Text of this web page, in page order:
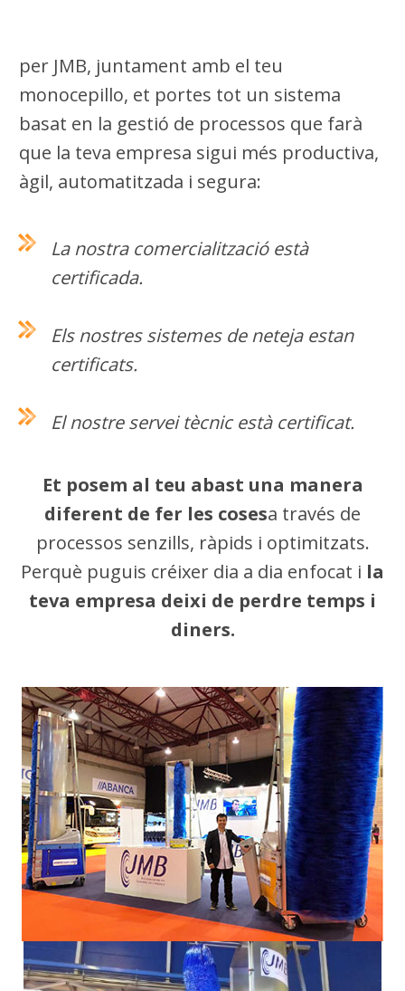
per JMB, juntament amb el teu
monocepillo, et portes tot un sistema
basat en la gestió de processos que farà
que la teva empresa sigui més productiva,
àgil, automatitzada i segura:
La nostra comercialització està
certificada.
Els nostres sistemes de neteja estan
certificats.
El nostre servei tècnic està certificat.
Et posem al teu abast una manera
diferent de fer les cosesa través de
processos senzills, ràpids i optimitzats.
Perquè puguis créixer dia a dia enfocat i la
teva empresa deixi de perdre temps i
diners.